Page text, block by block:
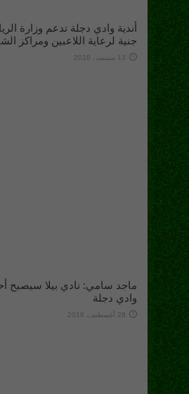
جنية لرعاية اللاعبين ومراكز
13 سبتمبر، 2018
ماجد سامي: نادي بيلا سيصبح
وادي دجلة
28 أغسطس، 2018